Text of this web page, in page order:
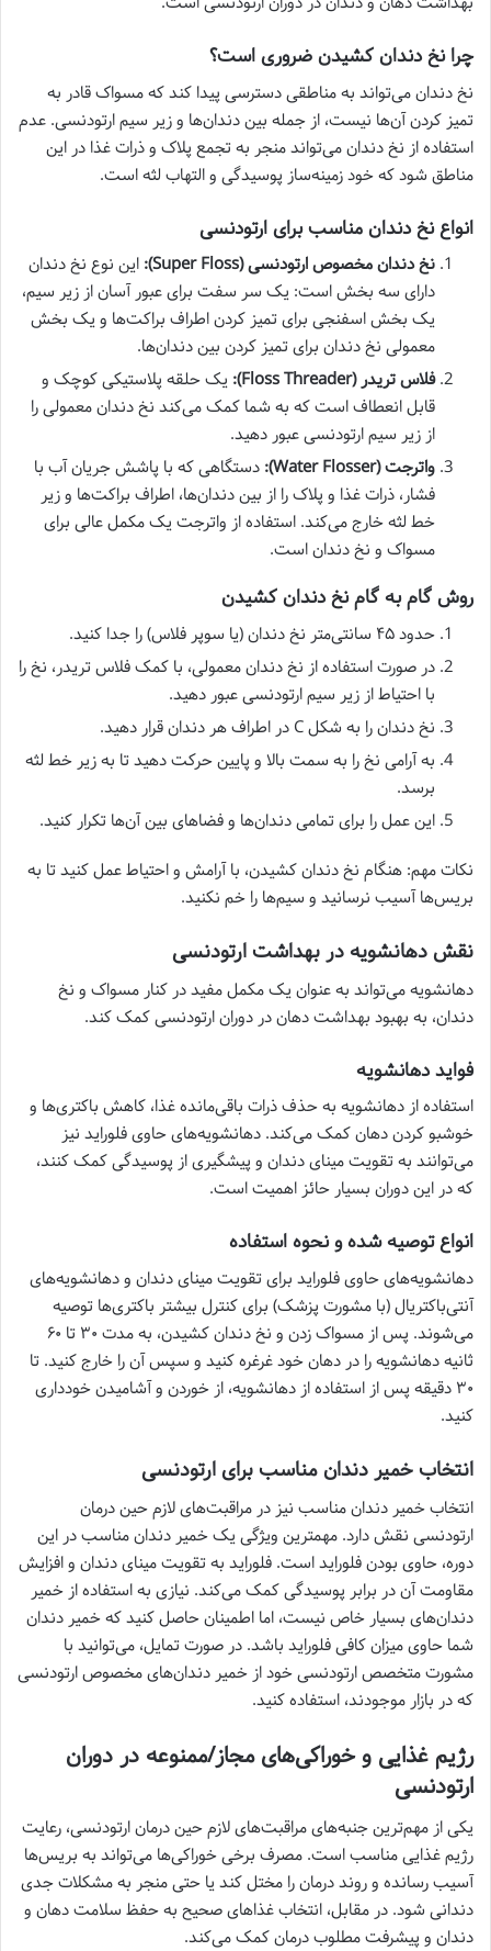
چرا نخ دندان کشیدن ضروری است؟
نخ دندان می‌تواند به مناطقی دسترسی پیدا کند که مسواک قادر به
تمیز کردن آن‌ها نیست، از جمله بین دندان‌ها و زیر سیم ارتودنسی. عدم
استفاده از نخ دندان می‌تواند منجر به تجمع پلاک و ذرات غذا در این
مناطق شود که خود زمینه‌ساز پوسیدگی و التهاب لثه است.
انواع نخ دندان مناسب برای ارتودنسی
نخ دندان مخصوص ارتودنسی (Super Floss):
این نوع نخ دندان
دارای سه بخش است: یک سر سفت برای عبور آسان از زیر سیم،
یک بخش اسفنجی برای تمیز کردن اطراف براکت‌ها و یک بخش
معمولی نخ دندان برای تمیز کردن بین دندان‌ها.
فلاس تریدر (Floss Threader):
یک حلقه پلاستیکی کوچک و
قابل انعطاف است که به شما کمک می‌کند نخ دندان معمولی را
از زیر سیم ارتودنسی عبور دهید.
واترجت (Water Flosser):
دستگاهی که با پاشش جریان آب با
فشار، ذرات غذا و پلاک را از بین دندان‌ها، اطراف براکت‌ها و زیر
خط لثه خارج می‌کند. استفاده از واترجت یک مکمل عالی برای
مسواک و نخ دندان است.
روش گام به گام نخ دندان کشیدن
حدود ۴۵ سانتی‌متر نخ دندان (یا سوپر فلاس) را جدا کنید.
در صورت استفاده از نخ دندان معمولی، با کمک فلاس تریدر، نخ را
با احتیاط از زیر سیم ارتودنسی عبور دهید.
نخ دندان را به شکل C در اطراف هر دندان قرار دهید.
به آرامی نخ را به سمت بالا و پایین حرکت دهید تا به زیر خط لثه
برسد.
این عمل را برای تمامی دندان‌ها و فضاهای بین آن‌ها تکرار کنید.
نکات مهم: هنگام نخ دندان کشیدن، با آرامش و احتیاط عمل کنید تا به
بریس‌ها آسیب نرسانید و سیم‌ها را خم نکنید.
نقش دهانشویه در بهداشت ارتودنسی
دهانشویه می‌تواند به عنوان یک مکمل مفید در کنار مسواک و نخ
دندان، به بهبود بهداشت دهان در دوران ارتودنسی کمک کند.
فواید دهانشویه
استفاده از دهانشویه به حذف ذرات باقی‌مانده غذا، کاهش باکتری‌ها و
خوشبو کردن دهان کمک می‌کند. دهانشویه‌های حاوی فلوراید نیز
می‌توانند به تقویت مینای دندان و پیشگیری از پوسیدگی کمک کنند،
که در این دوران بسیار حائز اهمیت است.
انواع توصیه شده و نحوه استفاده
دهانشویه‌های حاوی فلوراید برای تقویت مینای دندان و دهانشویه‌های
آنتی‌باکتریال (با مشورت پزشک) برای کنترل بیشتر باکتری‌ها توصیه
می‌شوند. پس از مسواک زدن و نخ دندان کشیدن، به مدت ۳۰ تا ۶۰
ثانیه دهانشویه را در دهان خود غرغره کنید و سپس آن را خارج کنید. تا
۳۰ دقیقه پس از استفاده از دهانشویه، از خوردن و آشامیدن خودداری
کنید.
انتخاب خمیر دندان مناسب برای ارتودنسی
انتخاب خمیر دندان مناسب نیز در مراقبت‌های لازم حین درمان
ارتودنسی نقش دارد. مهمترین ویژگی یک خمیر دندان مناسب در این
دوره، حاوی بودن فلوراید است. فلوراید به تقویت مینای دندان و افزایش
مقاومت آن در برابر پوسیدگی کمک می‌کند. نیازی به استفاده از خمیر
دندان‌های بسیار خاص نیست، اما اطمینان حاصل کنید که خمیر دندان
شما حاوی میزان کافی فلوراید باشد. در صورت تمایل، می‌توانید با
مشورت متخصص ارتودنسی خود از خمیر دندان‌های مخصوص ارتودنسی
که در بازار موجودند، استفاده کنید.
رژیم غذایی و خوراکی‌های مجاز/ممنوعه در دوران
ارتودنسی
یکی از مهم‌ترین جنبه‌های مراقبت‌های لازم حین درمان ارتودنسی، رعایت
رژیم غذایی مناسب است. مصرف برخی خوراکی‌ها می‌تواند به بریس‌ها
آسیب رسانده و روند درمان را مختل کند یا حتی منجر به مشکلات جدی
دندانی شود. در مقابل، انتخاب غذاهای صحیح به حفظ سلامت دهان و
دندان و پیشرفت مطلوب درمان کمک می‌کند.